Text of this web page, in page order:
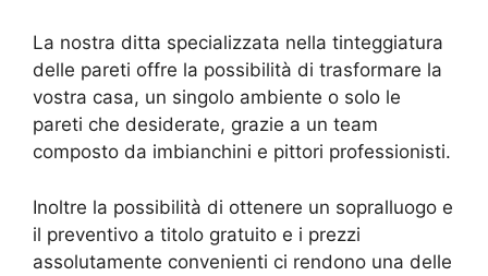
La nostra ditta specializzata nella tinteggiatura
delle pareti offre la possibilità di trasformare la
vostra casa, un singolo ambiente o solo le
pareti che desiderate, grazie a un team
composto da imbianchini e pittori professionisti.
Inoltre la possibilità di ottenere un sopralluogo e
il preventivo a titolo gratuito e i prezzi
assolutamente convenienti ci rendono una delle